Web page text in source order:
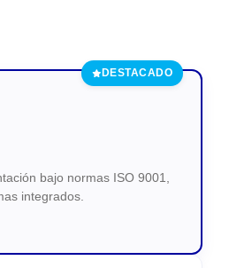
DESTACADO
bajo normas ISO 9001,
integrados.